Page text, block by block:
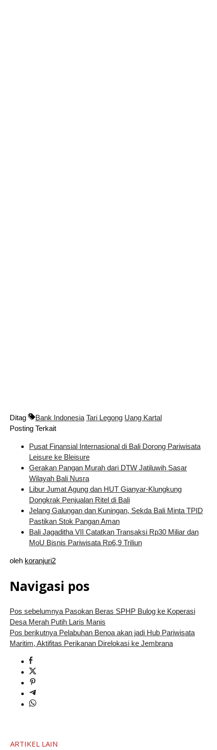
Ditag Bank Indonesia Tari Legong Uang Kartal
Posting Terkait
Pusat Finansial Internasional di Bali Dorong Pariwisata
Leisure ke Bleisure
Gerakan Pangan Murah dari DTW Jatiluwih Sasar
Wilayah Bali Nusra
Libur Jumat Agung dan HUT Gianyar-Klungkung
Dongkrak Penjualan Ritel di Bali
Jelang Galungan dan Kuningan, Sekda Bali Minta TPID
Pastikan Stok Pangan Aman
Bali Jagaditha VII Catatkan Transaksi Rp30 Miliar dan
MoU Bisnis Pariwisata Rp6,9 Triliun
oleh koranjuri2
Navigasi pos
Pos sebelumnyaPasokan Beras SPHP Bulog ke Koperasi
Desa Merah Putih Laris Manis
Pos berikutnyaPelabuhan Benoa akan jadi Hub Pariwisata
Maritim, Aktifitas Perikanan Direlokasi ke Jembrana
ARTIKEL LAIN